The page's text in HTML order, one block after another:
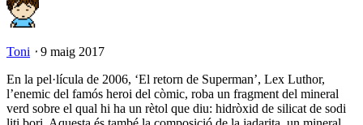
Toni ⋅ 9 maig 2017
En la pel·lícula de 2006, ‘El retorn de Superman’, Lex Luthor,
l’enemic del famós heroi del còmic, roba un fragment del mineral
verd sobre el qual hi ha un rètol que diu: hidròxid de silicat de sodi